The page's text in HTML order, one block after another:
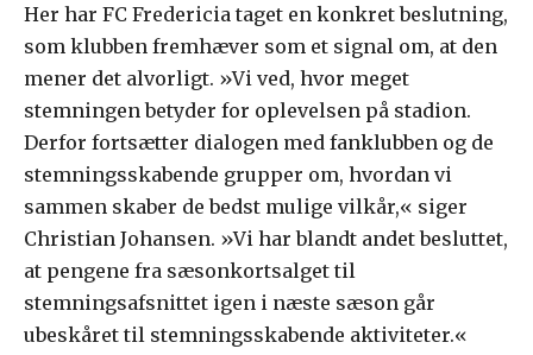
Her har FC Fredericia taget en konkret beslutning,
som klubben fremhæver som et signal om, at den
mener det alvorligt. »Vi ved, hvor meget
stemningen betyder for oplevelsen på stadion.
Derfor fortsætter dialogen med fanklubben og de
stemningsskabende grupper om, hvordan vi
sammen skaber de bedst mulige vilkår,« siger
Christian Johansen. »Vi har blandt andet besluttet,
at pengene fra sæsonkortsalget til
stemningsafsnittet igen i næste sæson går
ubeskåret til stemningsskabende aktiviteter.«